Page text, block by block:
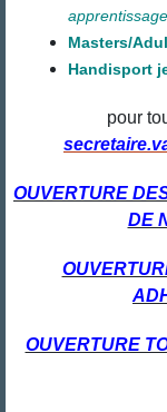
Masters/
Handisport
pour
OUVERTURE
DE
OUVERTURE